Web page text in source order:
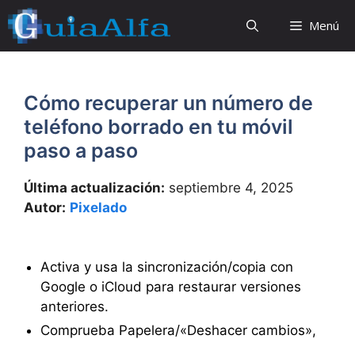
Saltar
al
contenido
Menú
Cómo recuperar un número de
teléfono borrado en tu móvil
paso a paso
Última actualización: septiembre 4, 2025
Autor: Pixelado
Activa y usa la sincronización/copia con
Google o iCloud para restaurar versiones
anteriores.
Comprueba Papelera/«Deshacer cambios»,